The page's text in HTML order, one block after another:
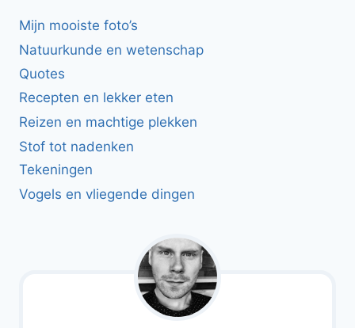
Mijn mooiste foto’s
Natuurkunde en wetenschap
Quotes
Recepten en lekker eten
Reizen en machtige plekken
Stof tot nadenken
Tekeningen
Vogels en vliegende dingen